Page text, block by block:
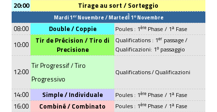
20:00
Tirage au sort / Sorteggio
Mardi 1erNovembre / MartedÌ 1oNovembre
08:00 Double / Coppie Poules : 1ère Phase / 1a Fase
10:00
Tir de Précision / Tiro di
Precisione
Qualifications : 1er passage/
Qualificazioni: 1o passaggio
12:00
Tir Progressif / Tiro
Progressivo
Qualifications/Qualificazioni
14:00 Simple / Individuale Poules : 1ère Phase / 1a Fase
16:00 Combiné / Combinato Poules : 1ère Phase / 1a Fase